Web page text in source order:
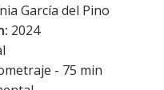
García del Pino
2024
- 75 min